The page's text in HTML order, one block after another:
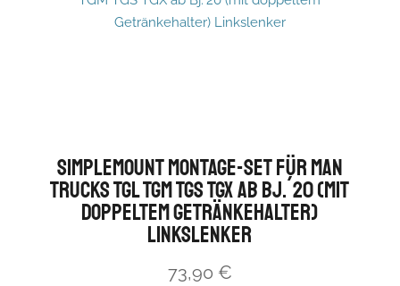
simpleMount Montage-Set für MAN
Trucks TGL TGM TGS TGX ab Bj.´20 (mit
doppeltem Getränkehalter)
Linkslenker
73,90 €